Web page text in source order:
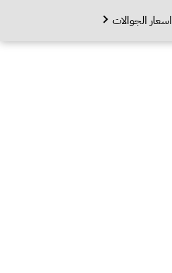
اسعار الجوالات